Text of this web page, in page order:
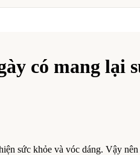
có mang lại
sức khỏe và vóc dáng. Vậy